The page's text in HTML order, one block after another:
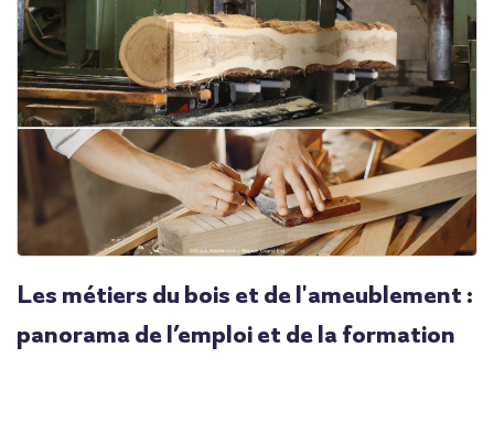
Les métiers du bois et de l'ameublement :
panorama de l’emploi et de la formation